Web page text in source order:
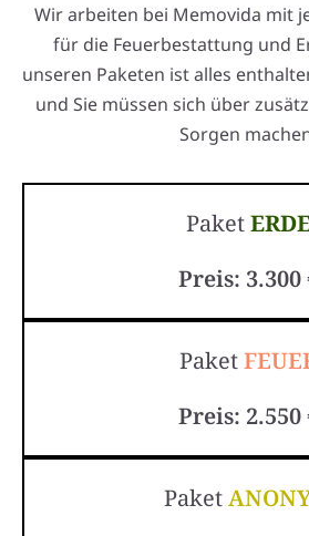
Wir arbeiten bei Memovida mit
für die Feuerbestattung und
unseren Paketen ist alles
und Sie müssen sich über
Sorgen
Paket
Preis: 3.300
Paket
Preis: 2.550
Paket